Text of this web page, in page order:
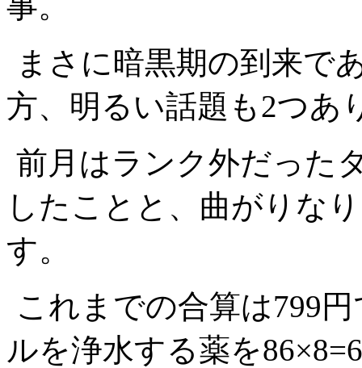
まさに暗黒期の到来で
方、明るい話題も2つあ
前月はランク外だった
したことと、曲がりな
す。
これまでの合算は799
ルを浄水する薬を